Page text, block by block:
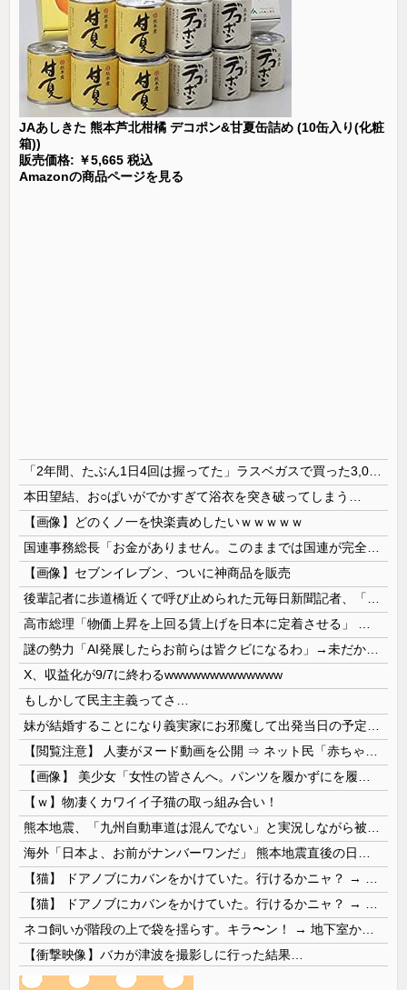
JAあしきた 熊本芦北柑橘 デコポン&甘夏缶詰め (10缶入り(化粧
箱))
販売価格: ￥5,665 税込
Amazonの商品ページを見る
本田望結、お○ぱいがでかすぎて浴衣を突き破ってしまう…
【画像】どのくノ一を快楽責めしたいｗｗｗｗｗ
【画像】セブンイレブン、ついに神商品を販売
X、収益化が9/7に終わるwwwwwwwwwwwww
もしかして民主主義ってさ…
【ｗ】物凄くカワイイ子猫の取っ組み合い！
【衝撃映像】バカが津波を撮影しに行った結果…